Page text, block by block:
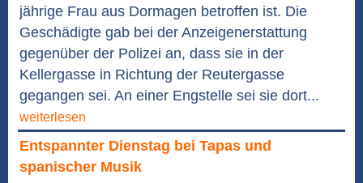
jährige Frau aus Dormagen betroffen ist. Die
Geschädigte gab bei der Anzeigenerstattung
gegenüber der Polizei an, dass sie in der
Kellergasse in Richtung der Reutergasse
gegangen sei. An einer Engstelle sei sie dort...
weiterlesen
Entspannter Dienstag bei Tapas und
spanischer Musik